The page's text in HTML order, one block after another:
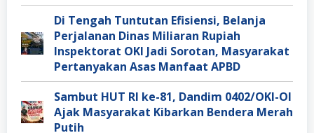
Di Tengah Tuntutan Efisiensi, Belanja
Perjalanan Dinas Miliaran Rupiah
Inspektorat OKI Jadi Sorotan, Masyarakat
Pertanyakan Asas Manfaat APBD
Sambut HUT RI ke-81, Dandim 0402/OKI-OI
Ajak Masyarakat Kibarkan Bendera Merah
Putih